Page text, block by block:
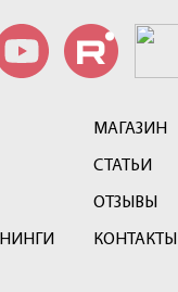
МАГАЗИН
СТАТЬИ
ОТЗЫВЫ
КОНТАКТЫ